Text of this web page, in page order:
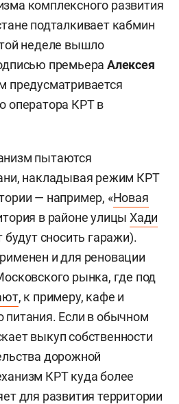
комплексного развития
подталкивает кабмин
неделе вышло
премьераАлексея
предусматривается
оператора КРТ в
пытаются
накладывая режим КРТ
— например, «Новая
в районе улицыХади
будут сносить гаражи).
и для реновации
рынка, где под
, к примеру, кафе и
питания. Если в обычном
выкуп собственности
дорожной
КРТ куда более
для развития территории